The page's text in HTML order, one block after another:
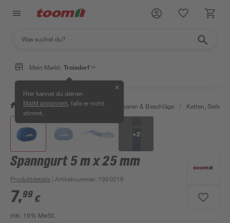
Mein Markt: Troisdorf
Hier kannst du deinen
Markt anpassen , falls er nicht
stimmt.
✕
/ Werkstatt & Maschinen / Eisenwaren & Beschläge / Ketten, Seile &
+2
Spanngurt 5 m x 25 mm
Produktdetails | Artikelnummer: 1950216
7,99 €
inkl. 19% MwSt.